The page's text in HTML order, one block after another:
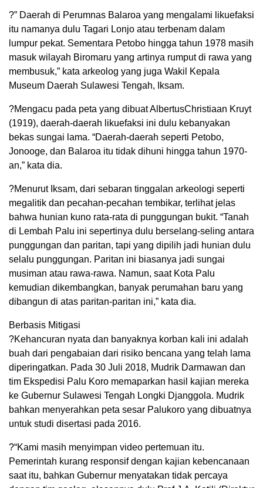
?” Daerah di Perumnas Balaroa yang mengalami likuefaksi
itu namanya dulu Tagari Lonjo atau terbenam dalam
lumpur pekat. Sementara Petobo hingga tahun 1978 masih
masuk wilayah Biromaru yang artinya rumput di rawa yang
membusuk,” kata arkeolog yang juga Wakil Kepala
Museum Daerah Sulawesi Tengah, Iksam.
?Mengacu pada peta yang dibuat AlbertusChristiaan Kruyt
(1919), daerah-daerah likuefaksi ini dulu kebanyakan
bekas sungai lama. “Daerah-daerah seperti Petobo,
Jonooge, dan Balaroa itu tidak dihuni hingga tahun 1970-
an,” kata dia.
?Menurut Iksam, dari sebaran tinggalan arkeologi seperti
megalitik dan pecahan-pecahan tembikar, terlihat jelas
bahwa hunian kuno rata-rata di punggungan bukit. “Tanah
di Lembah Palu ini sepertinya dulu berselang-seling antara
punggungan dan paritan, tapi yang dipilih jadi hunian dulu
selalu punggungan. Paritan ini biasanya jadi sungai
musiman atau rawa-rawa. Namun, saat Kota Palu
kemudian dikembangkan, banyak perumahan baru yang
dibangun di atas paritan-paritan ini,” kata dia.
Berbasis Mitigasi
?Kehancuran nyata dan banyaknya korban kali ini adalah
buah dari pengabaian dari risiko bencana yang telah lama
diperingatkan. Pada 30 Juli 2018, Mudrik Darmawan dan
tim Ekspedisi Palu Koro memaparkan hasil kajian mereka
ke Gubernur Sulawesi Tengah Longki Djanggola. Mudrik
bahkan menyerahkan peta sesar Palukoro yang dibuatnya
untuk studi disertasi pada 2016.
?“Kami masih menyimpan video pertemuan itu.
Pemerintah kurang responsif dengan kajian kebencanaan
saat itu, bahkan Gubernur menyatakan tidak percaya